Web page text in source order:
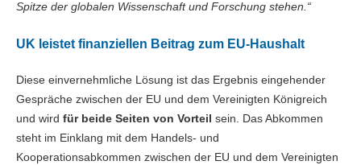
Spitze der globalen Wissenschaft und Forschung stehen.“
UK leistet finanziellen Beitrag zum EU-Haushalt
Diese einvernehmliche Lösung ist das Ergebnis eingehender
Gespräche zwischen der EU und dem Vereinigten Königreich
und wird für beide Seiten von Vorteil sein. Das Abkommen
steht im Einklang mit dem Handels- und
Kooperationsabkommen zwischen der EU und dem Vereinigten